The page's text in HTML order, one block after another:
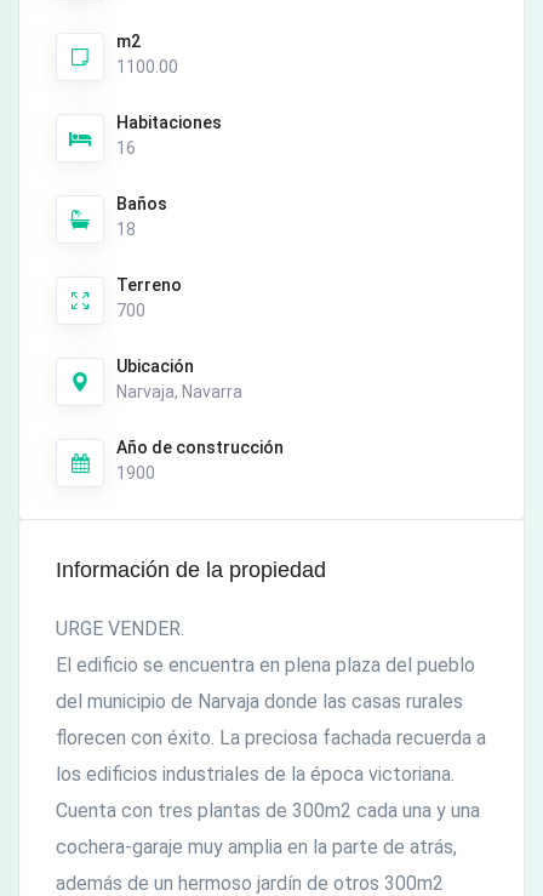
m2
1100.00
Habitaciones
16
Baños
18
Terreno
700
Ubicación
Narvaja, Navarra
Año de construcción
1900
Información de la propiedad
URGE VENDER.
El edificio se encuentra en plena plaza del pueblo
del municipio de Narvaja donde las casas rurales
florecen con éxito. La preciosa fachada recuerda a
los edificios industriales de la época victoriana.
Cuenta con tres plantas de 300m2 cada una y una
cochera-garaje muy amplia en la parte de atrás,
además de un hermoso jardín de otros 300m2